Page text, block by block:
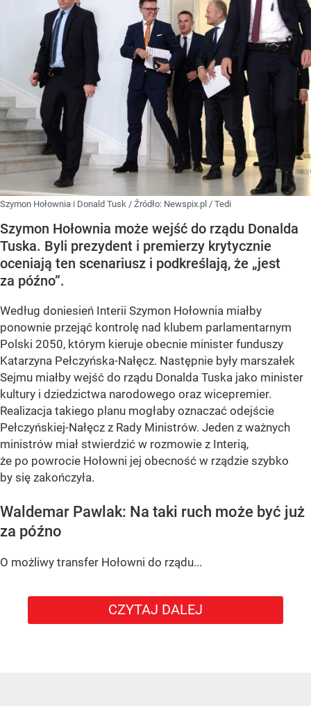
Szymon Hołownia i Donald Tusk / Źródło: Newspix.pl / Tedi
Szymon Hołownia może wejść do rządu Donalda
Tuska. Byli prezydent i premierzy krytycznie
oceniają ten scenariusz i podkreślają, że „jest
za późno”.
Według doniesień Interii Szymon Hołownia miałby
ponownie przejąć kontrolę nad klubem parlamentarnym
Polski 2050, którym kieruje obecnie minister funduszy
Katarzyna Pełczyńska-Nałęcz. Następnie były marszałek
Sejmu miałby wejść do rządu Donalda Tuska jako minister
kultury i dziedzictwa narodowego oraz wicepremier.
Realizacja takiego planu mogłaby oznaczać odejście
Pełczyńskiej-Nałęcz z Rady Ministrów. Jeden z ważnych
ministrów miał stwierdzić w rozmowie z Interią,
że po powrocie Hołowni jej obecność w rządzie szybko
by się zakończyła.
Waldemar Pawlak: Na taki ruch może być już
za późno
O możliwy transfer Hołowni do rządu...
CZYTAJ DALEJ